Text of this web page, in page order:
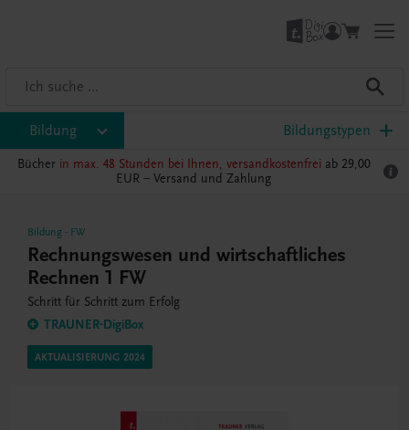
Bildung Bildungstypen
Bücher in max. 48 Stunden bei Ihnen, versandkostenfrei ab 29,00
EUR – Versand und Zahlung
Bildung - FW
Rechnungswesen und wirtschaftliches
Rechnen 1 FW
Schritt für Schritt zum Erfolg
TRAUNER-DigiBox
AKTUALISIERUNG 2024